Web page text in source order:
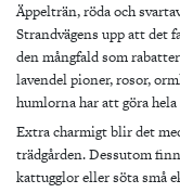
Äppelträn, röda och
Strandvägens upp att det
den mångfald som
lavendel pioner, rosor,
humlorna har att göra hela
Extra charmigt blir det
trädgården. Dessutom
kattugglor eller söta små